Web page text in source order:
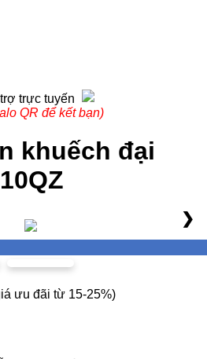
QR để kết bạn)
khuếch đại
❯
ưu đãi từ 15-25%)